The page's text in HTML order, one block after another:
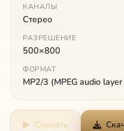
КАНАЛЫ
Стерео
РАЗРЕШЕНИЕ
500×800
ФОРМАТ
MP2/3 (MPEG audio
Слушать